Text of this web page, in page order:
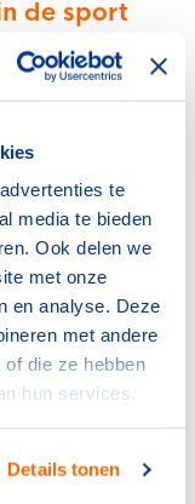
te
media te bieden
Ook delen we
met onze
en analyse. Deze
met andere
die ze hebben
hun services.
Details tonen
de sport
Vragen
te
sinds kort
sport in het
de volgende
een